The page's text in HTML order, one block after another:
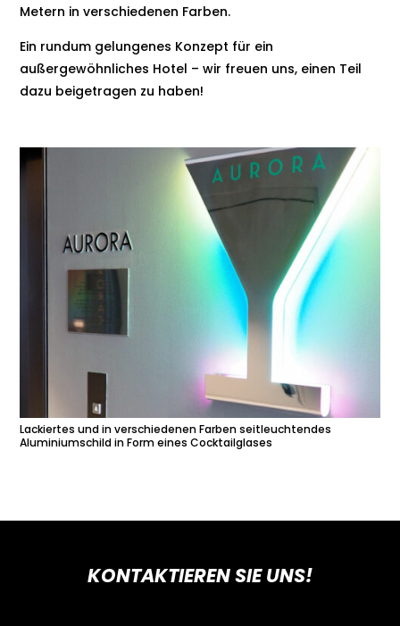
Lackiertes und in verschiedenen Farben seitleuchtendes
Aluminiumschild in Form eines Cocktailglases
Metern in verschiedenen Farben.
Ein rundum gelungenes Konzept für ein
außergewöhnliches Hotel – wir freuen uns, einen Teil
dazu beigetragen zu haben!
KONTAKTIEREN SIE UNS!